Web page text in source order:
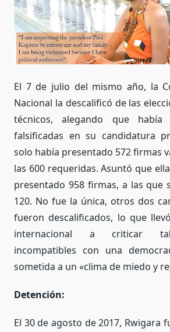
El 7 de julio del mismo año, la
Nacional la descalificó de las
técnicos, alegando que había
falsificadas en su candidatura
solo había presentado 572 firmas
las 600 requeridas. Asuntó que
presentado 958 firmas, a las que
120. No fue la única, otros dos
fueron descalificados, lo que
internacional a criticar
incompatibles con una
sometida a un «clima de miedo y
Detención:
El 30 de agosto de 2017, Rwigara